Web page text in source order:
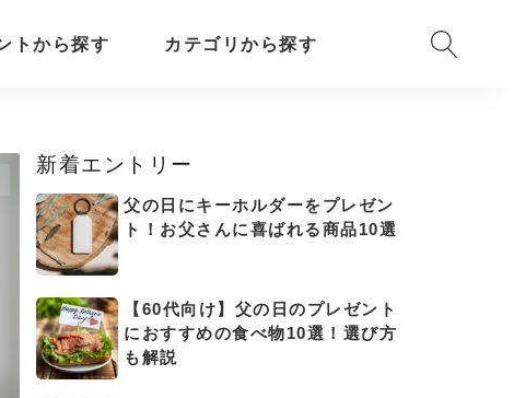
トから探す カテゴリから探す
新着エントリー
父の日にキーホルダーをプレゼン
ト！お父さんに喜ばれる商品10選
【60代向け】父の日のプレゼント
におすすめの食べ物10選！選び方
も解説